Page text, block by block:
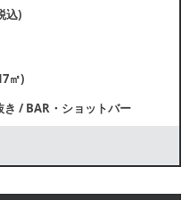
需要が期待できます。業種等お
込)
㎡)
き /BAR・ショットバー